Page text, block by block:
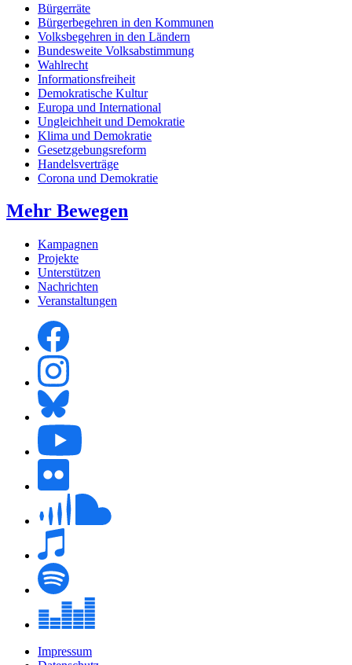
Bürgerräte
Bürgerbegehren in den Kommunen
Volksbegehren in den Ländern
Bundesweite Volksabstimmung
Wahlrecht
Informationsfreiheit
Demokratische Kultur
Europa und International
Ungleichheit und Demokratie
Klima und Demokratie
Gesetzgebungsreform
Handelsverträge
Corona und Demokratie
Mehr Bewegen
Kampagnen
Projekte
Unterstützen
Nachrichten
Veranstaltungen
Impressum